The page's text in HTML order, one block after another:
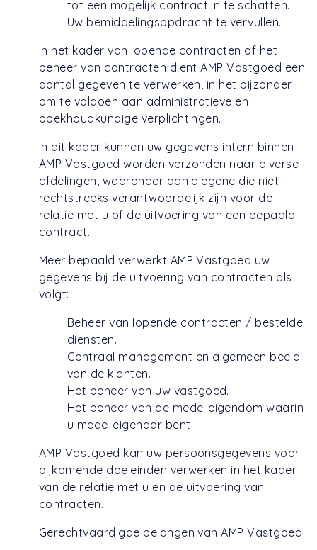
tot een mogelijk contract in te schatten.
Uw bemiddelingsopdracht te vervullen.
In het kader van lopende contracten of het
beheer van contracten dient AMP Vastgoed een
aantal gegeven te verwerken, in het bijzonder
om te voldoen aan administratieve en
boekhoudkundige verplichtingen.
In dit kader kunnen uw gegevens intern binnen
AMP Vastgoed worden verzonden naar diverse
afdelingen, waaronder aan diegene die niet
rechtstreeks verantwoordelijk zijn voor de
relatie met u of de uitvoering van een bepaald
contract.
Meer bepaald verwerkt AMP Vastgoed uw
gegevens bij de uitvoering van contracten als
volgt:
Beheer van lopende contracten / bestelde
diensten.
Centraal management en algemeen beeld
van de klanten.
Het beheer van uw vastgoed.
Het beheer van de mede-eigendom waarin
u mede-eigenaar bent.
AMP Vastgoed kan uw persoonsgegevens voor
bijkomende doeleinden verwerken in het kader
van de relatie met u en de uitvoering van
contracten.
Gerechtvaardigde belangen van AMP Vastgoed